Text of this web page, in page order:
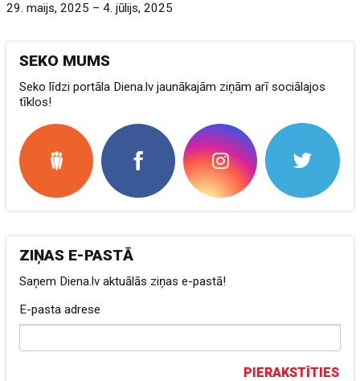
29. maijs, 2025 – 4. jūlijs, 2025
SEKO MUMS
Seko līdzi portāla Diena.lv jaunākajām ziņām arī sociālajos
tīklos!
ZIŅAS E-PASTĀ
Saņem Diena.lv aktuālās ziņas e-pastā!
E-pasta adrese
PIERAKSTĪTIES